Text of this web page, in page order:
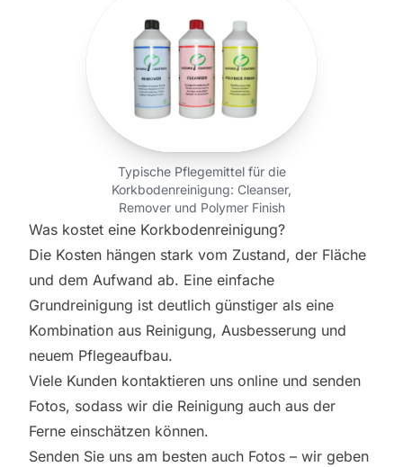
Typische Pflegemittel für die
Korkbodenreinigung: Cleanser,
Remover und Polymer Finish
Was kostet eine Korkbodenreinigung?
Die Kosten hängen stark vom Zustand, der Fläche
und dem Aufwand ab. Eine einfache
Grundreinigung ist deutlich günstiger als eine
Kombination aus Reinigung, Ausbesserung und
neuem Pflegeaufbau.
Viele Kunden kontaktieren uns online und senden
Fotos, sodass wir die Reinigung auch aus der
Ferne einschätzen können.
Senden Sie uns am besten auch Fotos – wir geben